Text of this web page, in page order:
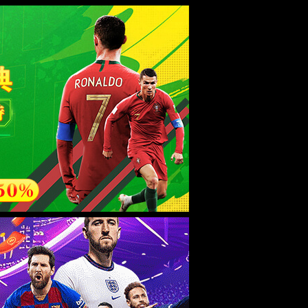
试。